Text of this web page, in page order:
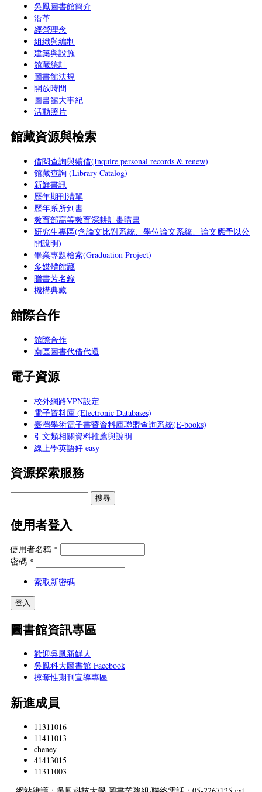
吳鳳圖書館簡介
沿革
經營理念
組織與編制
建築與設施
館藏統計
圖書館法規
開放時間
圖書館大事紀
活動照片
館藏資源與檢索
借閱查詢與續借(Inquire personal records & renew)
館藏查詢 (Library Catalog)
新鮮書訊
歷年期刊清單
歷年系所到書
教育部高等教育深耕計畫購書
研究生專區(含論文比對系統、學位論文系統、論文應予以公
開說明)
畢業專題檢索(Graduation Project)
多媒體館藏
贈書芳名錄
機構典藏
館際合作
館際合作
南區圖書代借代還
電子資源
校外網路VPN設定
電子資料庫 (Electronic Databases)
臺灣學術電子書暨資料庫聯盟查詢系統(E-books)
引文類相關資料推薦與說明
線上學英語好 easy
資源探索服務
使用者登入
使用者名稱 *
密碼 *
索取新密碼
圖書館資訊專區
歡迎吳鳳新鮮人
吳鳳科大圖書館 Facebook
掠奪性期刊宣導專區
新進成員
11311016
11411013
cheney
41413015
11311003